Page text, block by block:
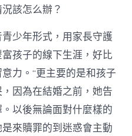
該怎么辦？
少年形式，用家長守護
孩子的線下生涯，好比
力。“更主要的是和孩子
因為在結婚之前，她告
以後無論面對什麼樣的
來贖罪的到迷惑會主動